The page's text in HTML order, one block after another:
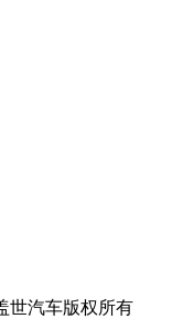
世汽车版权所有